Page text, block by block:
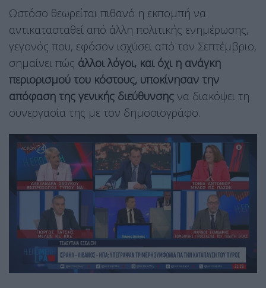
Ωστόσο θεωρείται πιθανό η εκπομπή να
αντικατασταθεί από άλλη πολιτικής ενημέρωσης,
γεγονός που, εφόσον ισχύσει από τον Σεπτέμβριο,
σημαίνει πώς άλλοι λόγοι, και όχι η ανάγκη
περιορισμού του κόστους, υποκίνησαν την
απόφαση της γενικής διεύθυνσης να διακόψει τη
συνεργασία της με τον δημοσιογράφο.